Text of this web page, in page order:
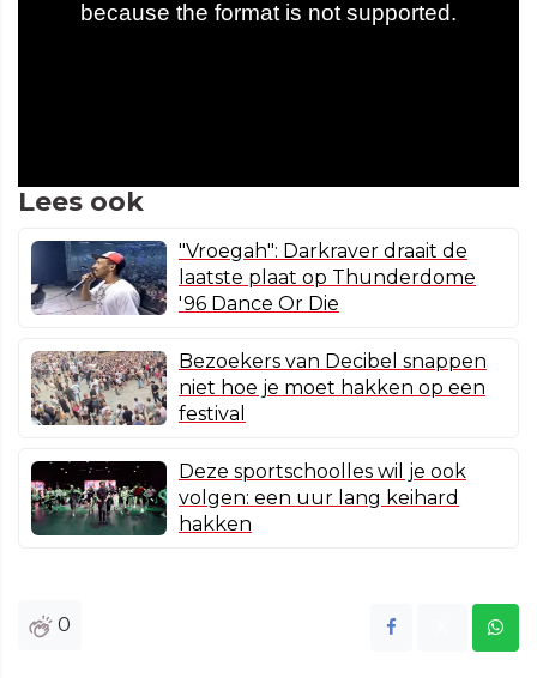
Lees ook
"Vroegah": Darkraver draait de
laatste plaat op Thunderdome
'96 Dance Or Die
Bezoekers van Decibel snappen
niet hoe je moet hakken op een
festival
Deze sportschoolles wil je ook
volgen: een uur lang keihard
hakken
0